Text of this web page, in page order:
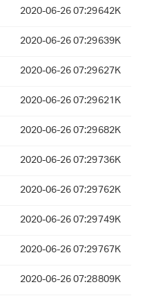
2020-06-26 07:29642K
2020-06-26 07:29639K
2020-06-26 07:29627K
2020-06-26 07:29621K
2020-06-26 07:29682K
2020-06-26 07:29736K
2020-06-26 07:29762K
2020-06-26 07:29749K
2020-06-26 07:29767K
2020-06-26 07:28809K